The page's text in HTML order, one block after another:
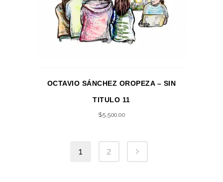
OCTAVIO SÁNCHEZ OROPEZA – SIN
TITULO 11
$5,500.00
1 2